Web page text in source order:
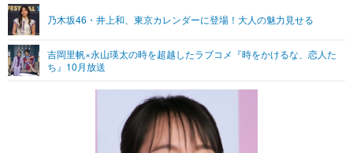
グラビア ブログ
ショッピング その他
プッシュ通知の停止方法
乃木坂46・井上和、東京カレンダーに登場！大人の魅力見せる
吉岡里帆×永山瑛太の時を超越したラブコメ『時をかけるな、恋人た
ち』10月放送